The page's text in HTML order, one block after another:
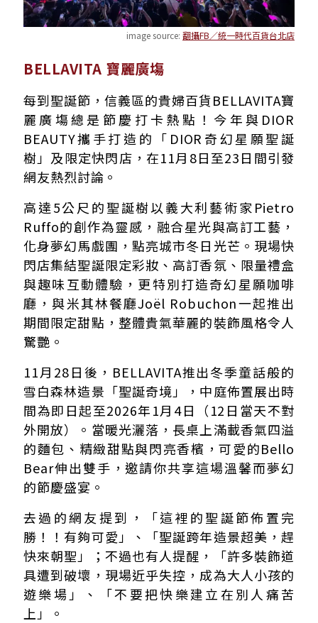
image source: 翻攝FB／統一時代百貨台北店
BELLAVITA 寶麗廣塲
每到聖誕節，信義區的貴婦百貨BELLAVITA寶
麗廣塲總是節慶打卡熱點！今年與DIOR
BEAUTY攜手打造的「DIOR奇幻星願聖誕
樹」及限定快閃店，在11月8日至23日間引發
網友熱烈討論。
高達5公尺的聖誕樹以義大利藝術家Pietro
Ruffo的創作為靈感，融合星光與高訂工藝，
化身夢幻馬戲團，點亮城市冬日光芒。現場快
閃店集結聖誕限定彩妝、高訂香氛、限量禮盒
與趣味互動體驗，更特別打造奇幻星願咖啡
廳，與米其林餐廳Joël Robuchon一起推出
期間限定甜點，整體貴氣華麗的裝飾風格令人
驚艷。
11月28日後，BELLAVITA推出冬季童話般的
雪白森林造景「聖誕奇境」，中庭佈置展出時
間為即日起至2026年1月4日（12日當天不對
外開放）。當暖光灑落，長桌上滿載香氣四溢
的麵包、精緻甜點與閃亮香檳，可愛的Bello
Bear伸出雙手，邀請你共享這場溫馨而夢幻
的節慶盛宴。
去過的網友提到，「這裡的聖誕節佈置完
勝！！有夠可愛」、「聖誕跨年造景超美，趕
快來朝聖」；不過也有人提醒，「許多裝飾道
具遭到破壞，現場近乎失控，成為大人小孩的
遊樂場」、「不要把快樂建立在別人痛苦
上」。